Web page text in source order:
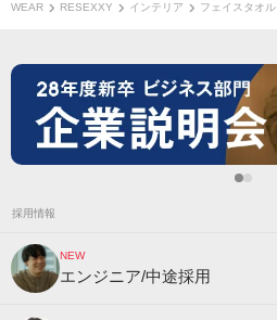
WEAR RESEXXY インテリア フェイスタオル
採用情報
NEW
エンジニア/中途採用